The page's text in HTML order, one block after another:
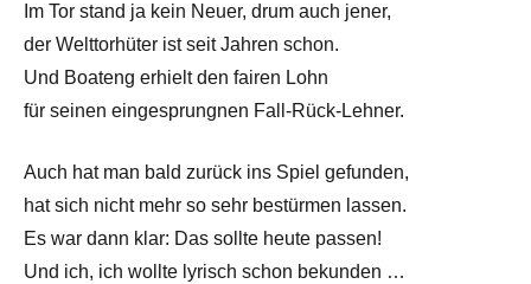
Im Tor stand ja kein Neuer, drum auch jener,
der Welttorhüter ist seit Jahren schon.
Und Boateng erhielt den fairen Lohn
für seinen eingesprungnen Fall-Rück-Lehner.
Auch hat man bald zurück ins Spiel gefunden,
hat sich nicht mehr so sehr bestürmen lassen.
Es war dann klar: Das sollte heute passen!
Und ich, ich wollte lyrisch schon bekunden …